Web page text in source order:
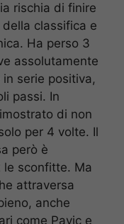
rischia di finire
classifica e
Ha perso 3
assolutamente
serie positiva,
passi. In
di non
per 4 volte. Il
però è
le sconfitte. Ma
attraversa
anche
come Pavic e